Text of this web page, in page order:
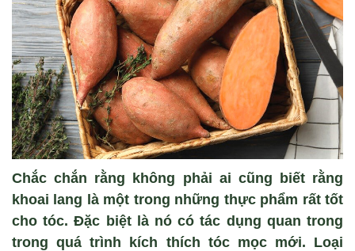
Chắc chắn rằng không phải ai cũng biết rằng
khoai lang là một trong những thực phẩm rất tốt
cho tóc. Đặc biệt là nó có tác dụng quan trong
trong quá trình kích thích tóc mọc mới. Loại